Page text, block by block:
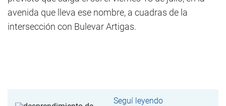
avenida que lleva ese nombre, a cuadras de la
intersección con Bulevar Artigas.
Seguí leyendo